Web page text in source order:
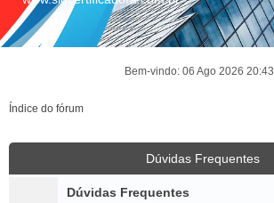
Bem-vindo: 06 Ago 2026 20:43
Índice do fórum
Dúvidas Frequentes
Dúvidas Frequentes